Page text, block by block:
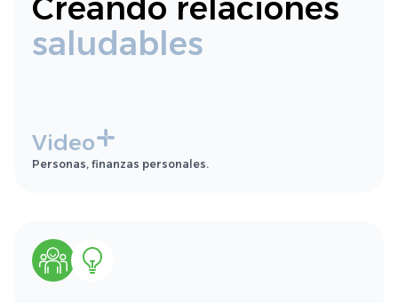
Creando relaciones
saludables
Video
Personas, finanzas personales.